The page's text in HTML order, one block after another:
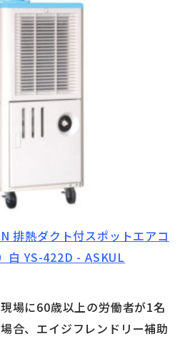
排熱ダクト付スポットエアコ
白 YS-422D - ASKUL
場に60歳以上の労働者が1名
合、エイジフレンドリー補助